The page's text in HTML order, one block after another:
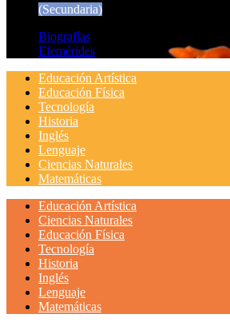
(Secundaria)
Biografías
Efemérides
Educación Artística
Educación Física
Tecnología
Historia
Inglés
Lenguaje
Ciencias Naturales
Matemáticas
Educación Artística
Ciencias Naturales
Educación Física
Tecnología
Historia
Inglés
Lenguaje
Matemáticas